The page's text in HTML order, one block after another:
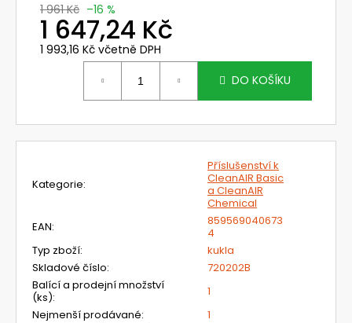
1 961 Kč –16 %
1 647,24 Kč
1 993,16 Kč včetně DPH
DO KOŠÍKU
Kategorie:
Příslušenství k
CleanAIR Basic
a CleanAIR
Chemical
EAN:
859569040673
4
Typ zboží:
kukla
Skladové číslo:
720202B
Balící a prodejní množství
(ks):
1
Nejmenší prodávané:
1
OCHRANNÁ
KÁPĚ
ŠTÍT
458,64
Kč
Původně:
546